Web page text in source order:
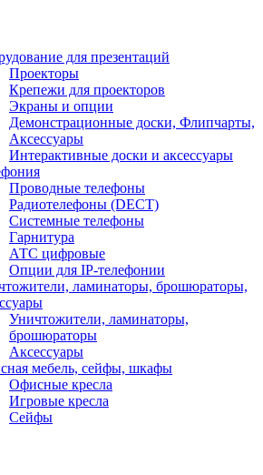
для презентаций
Проекторы
Крепежи для проекторов
Экраны и опции
Демонстрационные доски, Флипчарты,
Аксессуары
Интерактивные доски и аксессуары
Проводные телефоны
Радиотелефоны (DECT)
Системные телефоны
Гарнитура
АТС цифровые
Опции для IP-телефонии
ламинаторы, брошюраторы,
Уничтожители, ламинаторы,
брошюраторы
Аксессуары
мебель, сейфы, шкафы
Офисные кресла
Игровые кресла
Сейфы